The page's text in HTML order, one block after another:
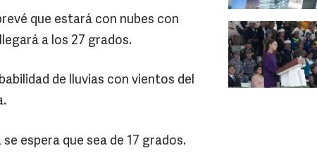
que estará con nubes con
a los 27 grados.
de lluvias con vientos del
espera que sea de 17 grados.